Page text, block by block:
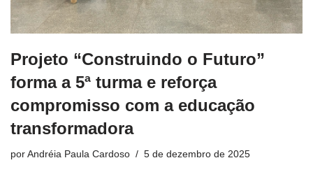
Projeto “Construindo o Futuro”
forma a 5ª turma e reforça
compromisso com a educação
transformadora
por Andréia Paula Cardoso 5 de dezembro de 2025